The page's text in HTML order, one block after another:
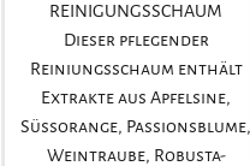
REINIGUNGSSCHAUM
Dieser pflegender
Reiniungsschaum enthält
Extrakte aus Apfelsine,
Süssorange, Passionsblume,
Weintraube, Robusta-